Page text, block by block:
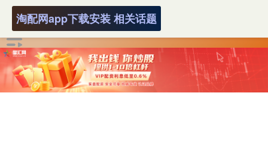
淘配网app下载安装 相关话题